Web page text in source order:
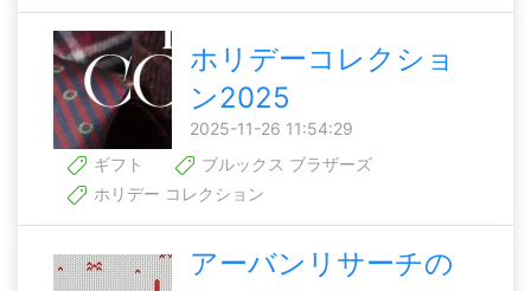
ホリデーコレクショ
ン2025
2025-11-26 11:54:29
ギフト
ブルックス ブラザーズ
ホリデー コレクション
アーバンリサーチの